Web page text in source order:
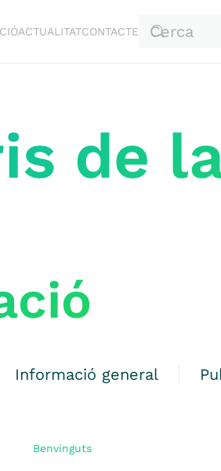
ACTUALITATCONTACTE
de
Informació general
Benvinguts